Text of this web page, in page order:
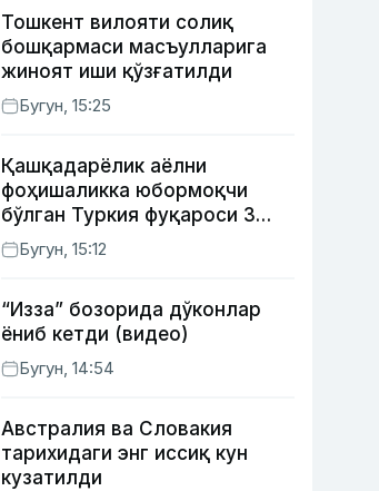
Тошкент вилояти солиқ
бошқармаси масъулларига
жиноят иши қўзғатилди
Бугун, 15:25
Қашқадарёлик аёлни
фоҳишаликка юбормоқчи
бўлган Туркия фуқароси 3
йилга қамалди
Бугун, 15:12
“Изза” бозорида дўконлар
ёниб кетди (видео)
Бугун, 14:54
Австралия ва Словакия
тарихидаги энг иссиқ кун
кузатилди